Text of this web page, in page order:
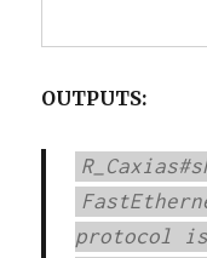
OUTPUTS:
protocol